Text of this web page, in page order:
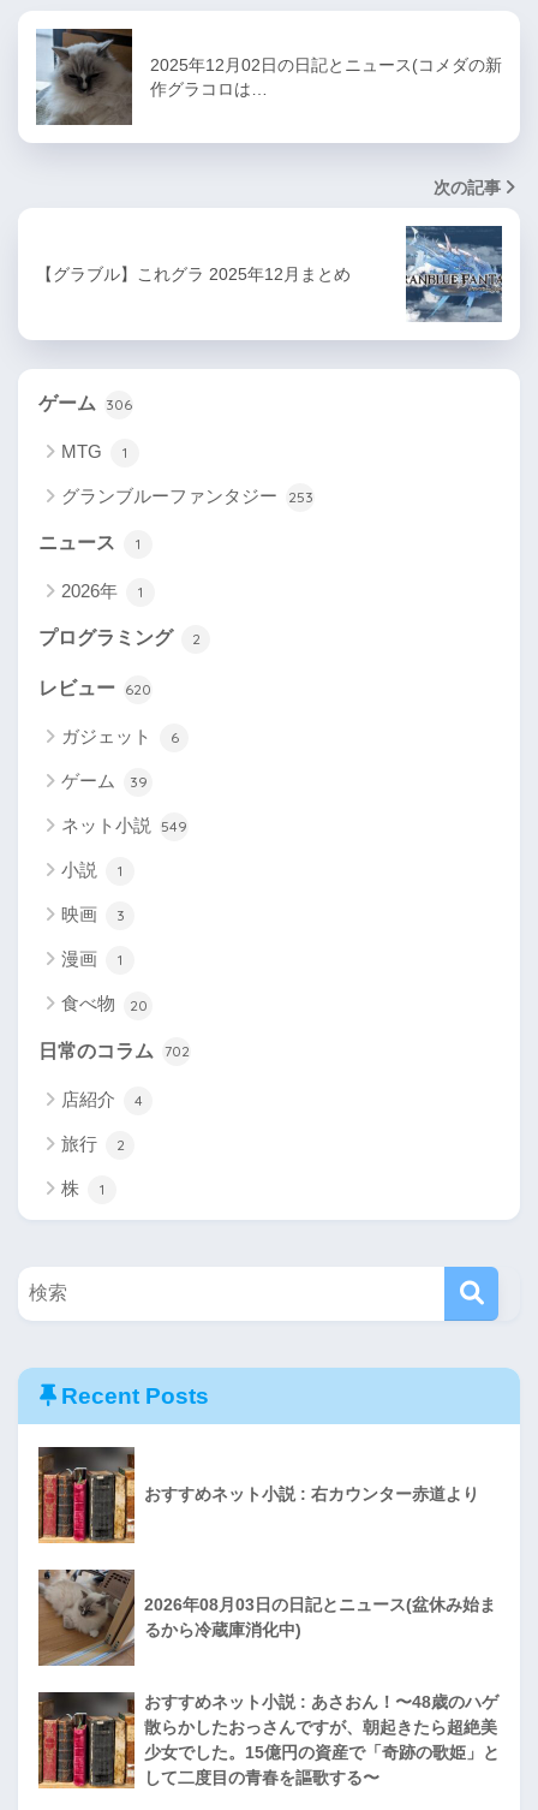
2025年12月02日の日記とニュース(コメダの新
作グラコロは…
次の記事
【グラブル】これグラ 2025年12月まとめ
ゲーム 306
MTG 1
グランブルーファンタジー 253
ニュース 1
2026年 1
プログラミング 2
レビュー 620
ガジェット 6
ゲーム 39
ネット小説 549
小説 1
映画 3
漫画 1
食べ物 20
日常のコラム 702
店紹介 4
旅行 2
株 1
Recent Posts
おすすめネット小説 : 右カウンター赤道より
2026年08月03日の日記とニュース(盆休み始ま
るから冷蔵庫消化中)
おすすめネット小説 : あさおん！〜48歳のハゲ
散らかしたおっさんですが、朝起きたら超絶美
少女でした。15億円の資産で「奇跡の歌姫」と
して二度目の青春を謳歌する〜